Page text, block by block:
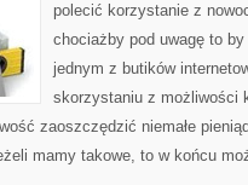
polecić korzystanie z
chociażby pod uwagę to
jednym z butików
skorzystaniu z możliwości
zaoszczędzić niemałe
mamy takowe, to w końcu